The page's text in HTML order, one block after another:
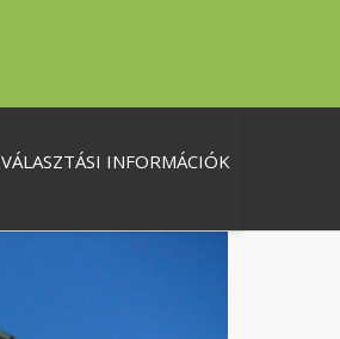
VÁLASZTÁSI INFORMÁCIÓK